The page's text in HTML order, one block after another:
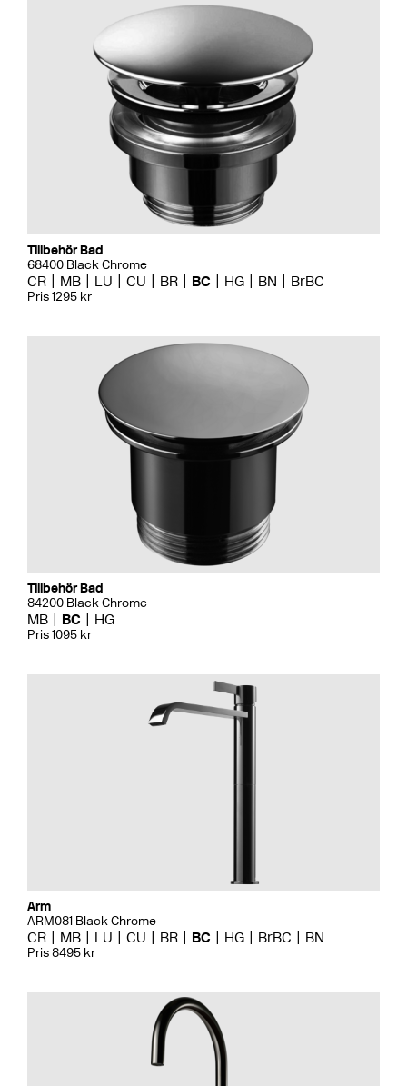
Tillbehör Bad
68400 Black Chrome
CR MB LU CU BR BC HG BN BrBC
Pris 1295 kr
Tillbehör Bad
84200 Black Chrome
MB BC HG
Pris 1095 kr
Arm
ARM081 Black Chrome
CR MB LU CU BR BC HG BrBC BN
Pris 8495 kr